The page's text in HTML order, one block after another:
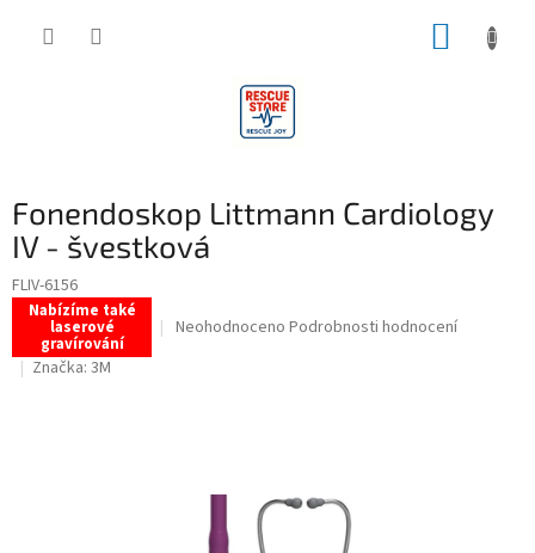
Fonendoskop Littmann Cardiology
IV - švestková
FLIV-6156
Nabízíme také
laserové
gravírování
Průměrné
Neohodnoceno Podrobnosti hodnocení
Značka: 3M